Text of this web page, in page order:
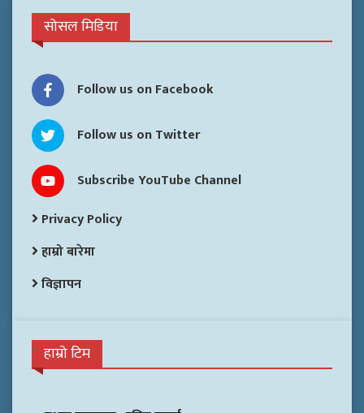
सोसल मिडिया
Follow us on Facebook
Follow us on Twitter
Subscribe YouTube Channel
Privacy Policy
हाम्रो बारेमा
विज्ञापन
हाम्रो टिम